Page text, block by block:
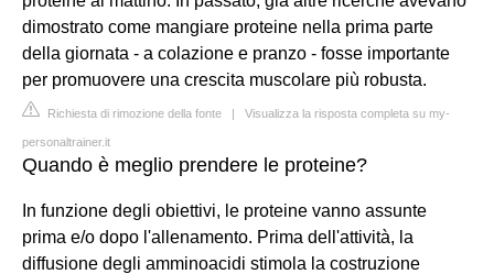
dimostrato come mangiare proteine nella prima parte
della giornata - a colazione e pranzo - fosse importante
per promuovere una crescita muscolare più robusta.
Richiesta di rimozione della fonte | Visualizza la risposta completa su my-
personaltrainer.it
Quando è meglio prendere le proteine?
In funzione degli obiettivi, le proteine vanno assunte
prima e/o dopo l'allenamento. Prima dell'attività, la
diffusione degli amminoacidi stimola la costruzione